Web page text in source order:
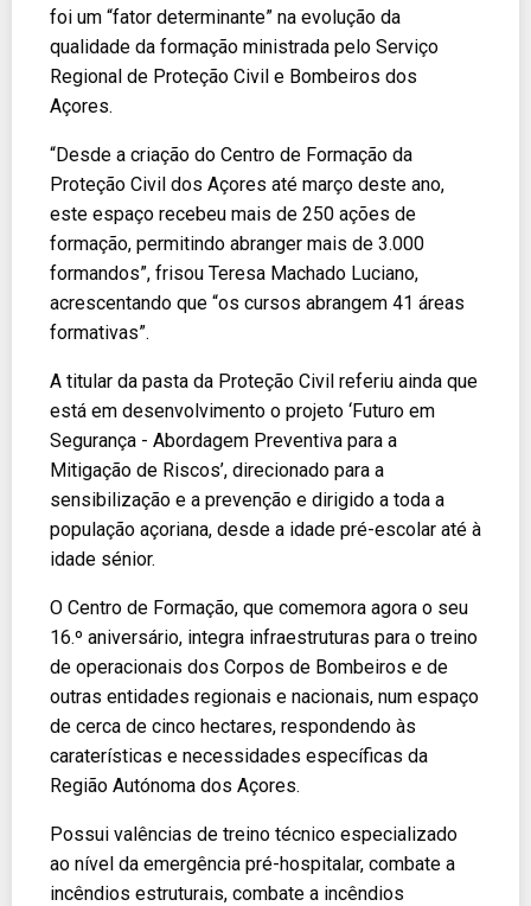
foi um “fator determinante” na evolução da
qualidade da formação ministrada pelo Serviço
Regional de Proteção Civil e Bombeiros dos
Açores.
“Desde a criação do Centro de Formação da
Proteção Civil dos Açores até março deste ano,
este espaço recebeu mais de 250 ações de
formação, permitindo abranger mais de 3.000
formandos”, frisou Teresa Machado Luciano,
acrescentando que “os cursos abrangem 41 áreas
formativas”.
A titular da pasta da Proteção Civil referiu ainda que
está em desenvolvimento o projeto ‘Futuro em
Segurança - Abordagem Preventiva para a
Mitigação de Riscos’, direcionado para a
sensibilização e a prevenção e dirigido a toda a
população açoriana, desde a idade pré-escolar até à
idade sénior.
O Centro de Formação, que comemora agora o seu
16.º aniversário, integra infraestruturas para o treino
de operacionais dos Corpos de Bombeiros e de
outras entidades regionais e nacionais, num espaço
de cerca de cinco hectares, respondendo às
caraterísticas e necessidades específicas da
Região Autónoma dos Açores.
Possui valências de treino técnico especializado
ao nível da emergência pré-hospitalar, combate a
incêndios estruturais, combate a incêndios